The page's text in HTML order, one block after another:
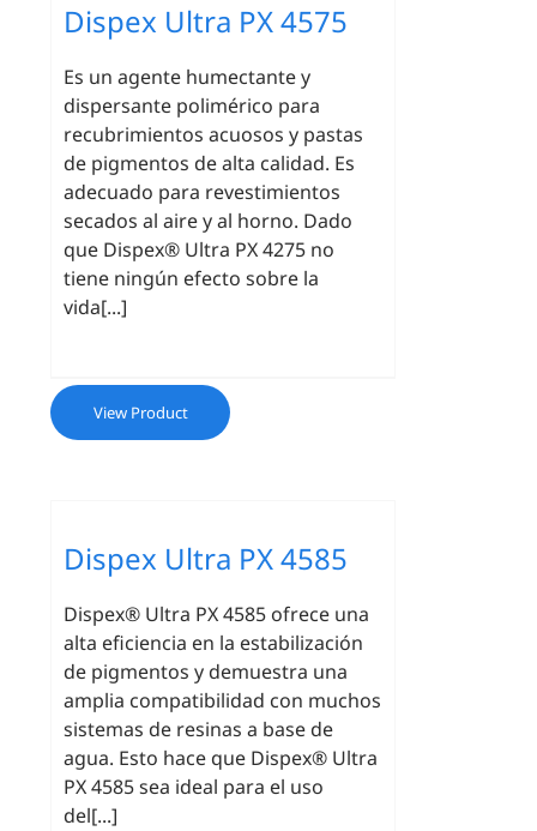
Dispex Ultra PX 4575
Es un agente humectante y
dispersante polimérico para
recubrimientos acuosos y pastas
de pigmentos de alta calidad. Es
adecuado para revestimientos
secados al aire y al horno. Dado
que Dispex® Ultra PX 4275 no
tiene ningún efecto sobre la
vida[...]
View Product
Dispex Ultra PX 4585
Dispex® Ultra PX 4585 ofrece una
alta eficiencia en la estabilización
de pigmentos y demuestra una
amplia compatibilidad con muchos
sistemas de resinas a base de
agua. Esto hace que Dispex® Ultra
PX 4585 sea ideal para el uso
del[...]